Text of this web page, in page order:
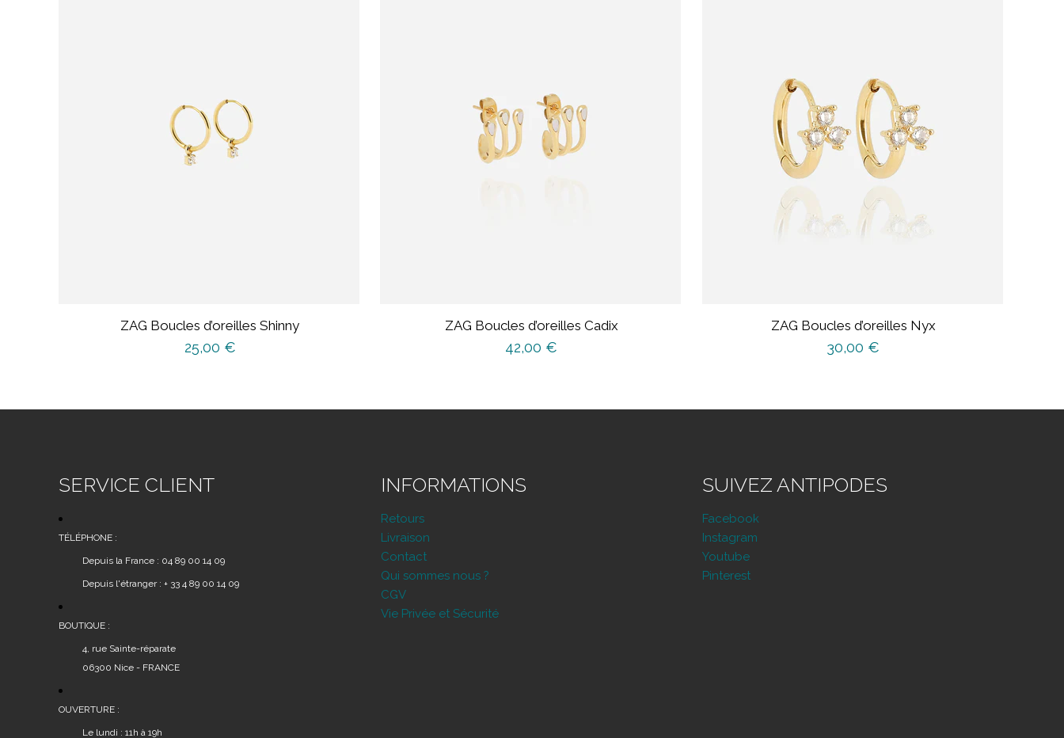
ZAG Boucles d’oreilles Shinny
25,00 €
ZAG Boucles d’oreilles Cadix
42,00 €
ZAG Boucles d’oreilles Nyx
30,00 €
SERVICE CLIENT
TÉLÉPHONE :
Depuis la France : 04 89 00 14 09
Depuis l'étranger : + 33 4 89 00 14 09
BOUTIQUE :
4, rue Sainte-réparate
06300 Nice - FRANCE
OUVERTURE :
Le lundi : 11h à 19h
INFORMATIONS
Retours
Livraison
Contact
Qui sommes nous ?
CGV
Vie Privée et Sécurité
SUIVEZ ANTIPODES
Facebook
Instagram
Youtube
Pinterest